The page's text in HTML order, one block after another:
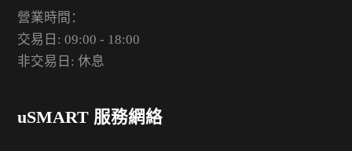
營業時間：
交易日: 09:00 - 18:00
非交易日: 休息
uSMART 服務網絡